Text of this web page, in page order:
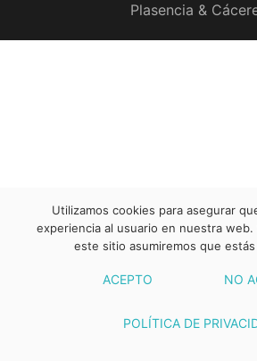
Plasencia &
Utilizamos cookies para asegurar
experiencia al usuario en nuestra web.
este sitio asumiremos que
ACEPTO NO
POLÍTICA DE